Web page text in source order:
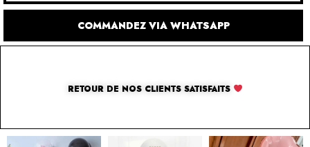
COMMANDEZ VIA WHATSAPP
RETOUR DE NOS CLIENTS SATISFAITS